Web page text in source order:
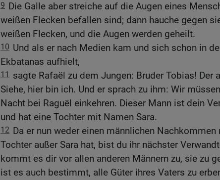
9 Die Galle aber streiche auf die Augen eines
weißen Flecken befallen sind; dann hauche gegen
weißen Flecken, und die Augen werden geheilt.
10 Und als er nach Medien kam und sich schon in
Ekbatanas aufhielt,
11
sagte Rafaël zu dem Jungen: Bruder Tobias! Der
Siehe, hier bin ich. Und er sprach zu ihm: Wir
Nacht bei Raguël einkehren. Dieser Mann ist dein
und hat eine Tochter mit Namen Sara.
12 Da er nun weder einen männlichen Nachkommen
Tochter außer Sara hat, bist du ihr nächster
kommt es dir vor allen anderen Männern zu, sie zu
ist es auch bestimmt, alle Güter ihres Vaters zu